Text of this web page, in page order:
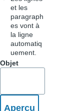
et les
paragraph
es vont à
la ligne
automatiq
uement.
Objet